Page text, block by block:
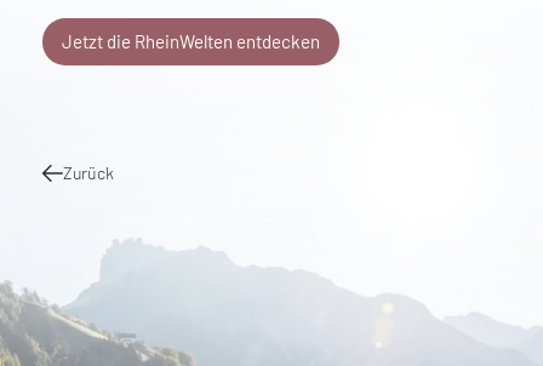
Jetzt die RheinWelten entdecken
Zurück